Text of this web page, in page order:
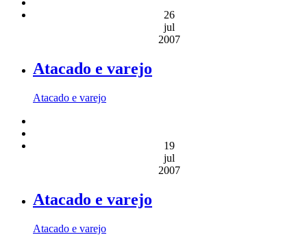
26
jul
2007
Atacado e varejo
Atacado e varejo
19
jul
2007
Atacado e varejo
Atacado e varejo